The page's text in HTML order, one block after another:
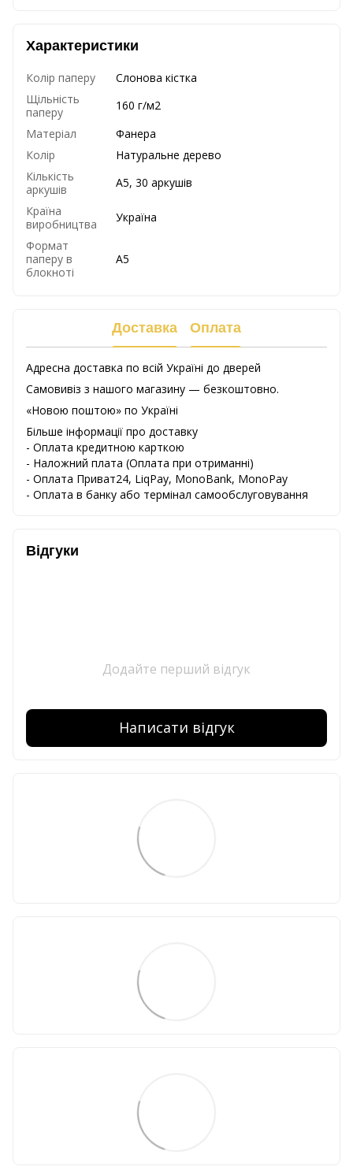
Характеристики
Колір паперу
Слонова кістка
Щільність
паперу
160 г/м2
Матеріал
Фанера
Колір
Натуральне дерево
Кількість
аркушів
А5, 30 аркушів
Країна
виробництва
Україна
Формат
паперу в
блокноті
А5
Доставка Оплата
Адресна доставка по всій Україні до дверей
Самовивіз з нашого магазину — безкоштовно.
«Новою поштою» по Україні
Більше інформації про доставку
- Оплата кредитною карткою
- Наложний плата (Оплата при отриманні)
- Оплата Приват24, LiqPay, MonoBank, MonoPay
- Оплата в банку або термінал самообслуговування
Відгуки
Додайте перший відгук
Написати відгук